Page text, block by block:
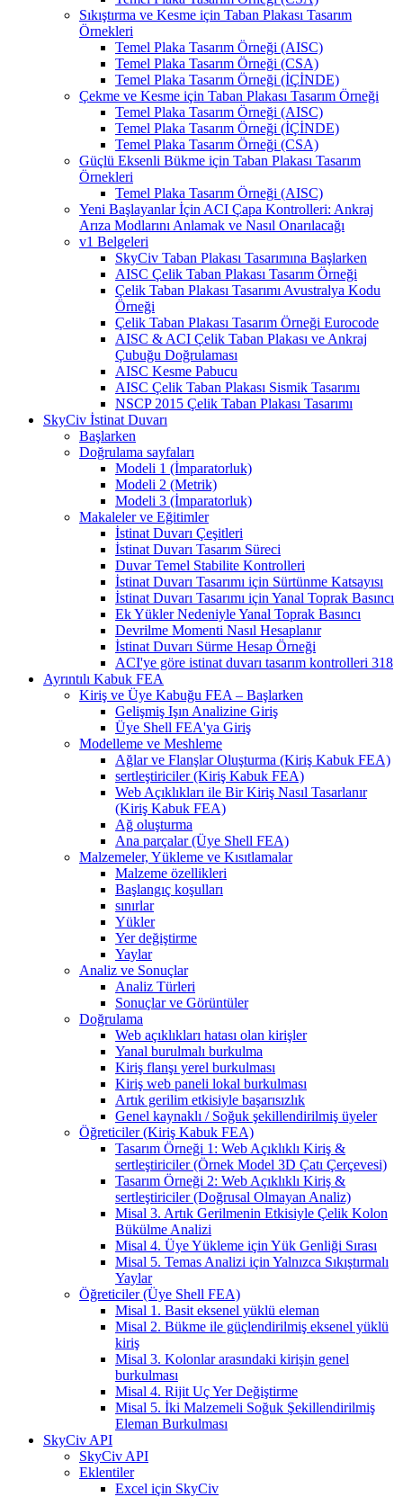
Sıkıştırma ve Kesme için Taban Plakası Tasarım
Örnekleri
Temel Plaka Tasarım Örneği (AISC)
Temel Plaka Tasarım Örneği (CSA)
Temel Plaka Tasarım Örneği (İÇİNDE)
Çekme ve Kesme için Taban Plakası Tasarım Örneği
Temel Plaka Tasarım Örneği (AISC)
Temel Plaka Tasarım Örneği (İÇİNDE)
Temel Plaka Tasarım Örneği (CSA)
Güçlü Eksenli Bükme için Taban Plakası Tasarım
Örnekleri
Temel Plaka Tasarım Örneği (AISC)
Yeni Başlayanlar İçin ACI Çapa Kontrolleri: Ankraj
Arıza Modlarını Anlamak ve Nasıl Onarılacağı
v1 Belgeleri
SkyCiv Taban Plakası Tasarımına Başlarken
AISC Çelik Taban Plakası Tasarım Örneği
Çelik Taban Plakası Tasarımı Avustralya Kodu
Örneği
Çelik Taban Plakası Tasarım Örneği Eurocode
AISC & ACI Çelik Taban Plakası ve Ankraj
Çubuğu Doğrulaması
AISC Kesme Pabucu
AISC Çelik Taban Plakası Sismik Tasarımı
NSCP 2015 Çelik Taban Plakası Tasarımı
SkyCiv İstinat Duvarı
Başlarken
Doğrulama sayfaları
Modeli 1 (İmparatorluk)
Modeli 2 (Metrik)
Modeli 3 (İmparatorluk)
Makaleler ve Eğitimler
İstinat Duvarı Çeşitleri
İstinat Duvarı Tasarım Süreci
Duvar Temel Stabilite Kontrolleri
İstinat Duvarı Tasarımı için Sürtünme Katsayısı
İstinat Duvarı Tasarımı için Yanal Toprak Basıncı
Ek Yükler Nedeniyle Yanal Toprak Basıncı
Devrilme Momenti Nasıl Hesaplanır
İstinat Duvarı Sürme Hesap Örneği
ACI'ye göre istinat duvarı tasarım kontrolleri 318
Ayrıntılı Kabuk FEA
Kiriş ve Üye Kabuğu FEA – Başlarken
Gelişmiş Işın Analizine Giriş
Üye Shell FEA'ya Giriş
Modelleme ve Meshleme
Ağlar ve Flanşlar Oluşturma (Kiriş Kabuk FEA)
sertleştiriciler (Kiriş Kabuk FEA)
Web Açıklıkları ile Bir Kiriş Nasıl Tasarlanır
(Kiriş Kabuk FEA)
Ağ oluşturma
Ana parçalar (Üye Shell FEA)
Malzemeler, Yükleme ve Kısıtlamalar
Malzeme özellikleri
Başlangıç ​​koşulları
sınırlar
Yükler
Yer değiştirme
Yaylar
Analiz ve Sonuçlar
Analiz Türleri
Sonuçlar ve Görüntüler
Doğrulama
Web açıklıkları hatası olan kirişler
Yanal burulmalı burkulma
Kiriş flanşı yerel burkulması
Kiriş web paneli lokal burkulması
Artık gerilim etkisiyle başarısızlık
Genel kaynaklı / Soğuk şekillendirilmiş üyeler
Öğreticiler (Kiriş Kabuk FEA)
Tasarım Örneği 1: Web Açıklıklı Kiriş &
sertleştiriciler (Örnek Model 3D Çatı Çerçevesi)
Tasarım Örneği 2: Web Açıklıklı Kiriş &
sertleştiriciler (Doğrusal Olmayan Analiz)
Misal 3. Artık Gerilmenin Etkisiyle Çelik Kolon
Bükülme Analizi
Misal 4. Üye Yükleme için Yük Genliği Sırası
Misal 5. Temas Analizi için Yalnızca Sıkıştırmalı
Yaylar
Öğreticiler (Üye Shell FEA)
Misal 1. Basit eksenel yüklü eleman
Misal 2. Bükme ile güçlendirilmiş eksenel yüklü
kiriş
Misal 3. Kolonlar arasındaki kirişin genel
burkulması
Misal 4. Rijit Uç Yer Değiştirme
Misal 5. İki Malzemeli Soğuk Şekillendirilmiş
Eleman Burkulması
SkyCiv API
SkyCiv API
Eklentiler
Excel için SkyCiv